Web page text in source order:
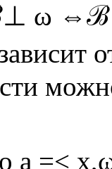
⊥ ω ⇔ℬ
a =< x,